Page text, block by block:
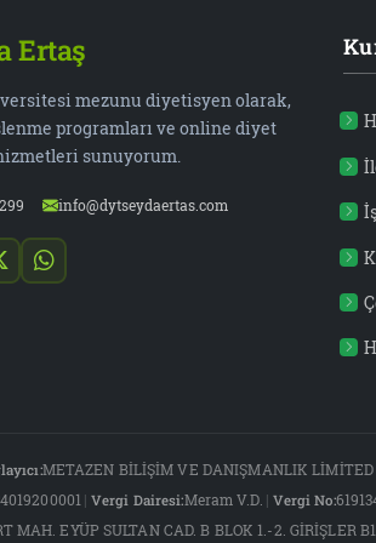
Ertaş
mezunu diyetisyen olarak,
programları ve online diyet
sunuyorum.
info@dytseydaertas.com
METAZEN BİLİŞİM VE DANIŞMANLIK
| Vergi Dairesi:Meram V.D. | Vergi No:
MAH. EYÜP SULTAN CAD. B BLOK 1.-2. GİRİŞLER